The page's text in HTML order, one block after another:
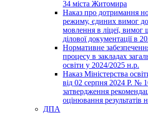
34 міста Житомира
Наказ про дотримання
режиму, єдиних вимог
мовлення в ліцеї, вимог
ділової документації в
Нормативне
процесу в закладах
освіти у 2024/2025 н.р.
Наказ Міністерства
від 02 серпня 2024 Р. №
затвердження
оцінювання результатів
ДПА